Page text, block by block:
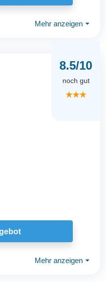
Mehr anzeigen ⏷
8.5/10
noch gut
★★★
Mehr anzeigen ⏷